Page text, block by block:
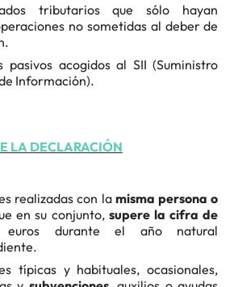
tributarios que sólo hayan
no sometidas al deber de
pasivos acogidos al SII (Suministro
Información).
LA DECLARACIÓN
realizadas con la misma persona o
en su conjunto, supere la cifra de
durante el año natural
típicas y habituales, ocasionales,